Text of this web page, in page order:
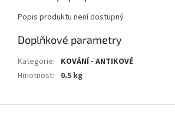
Popis produktu není dostupný
Doplňkové parametry
Kategorie: KOVÁNÍ - ANTIKOVÉ
Hmotnost: 0.5 kg